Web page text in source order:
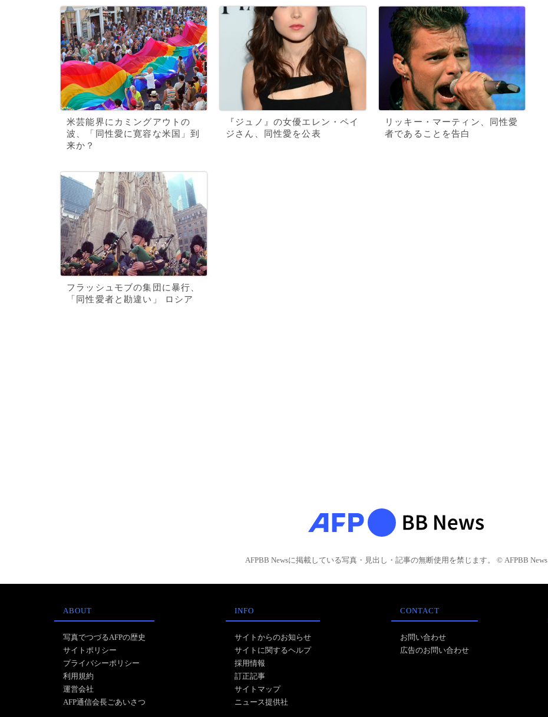
米芸能界にカミングアウトの
波、「同性愛に寛容な米国」到
来か？
『ジュノ』の女優エレン・ペイ
ジさん、同性愛を公表
リッキー・マーティン、同性愛
者であることを告白
フラッシュモブの集団に暴行、
「同性愛者と勘違い」 ロシア
AFPBB Newsに掲載している写真・見出し・記事の無断使用を禁じます。 © AFPBB News
ABOUT
写真でつづるAFPの歴史
サイトポリシー
プライバシーポリシー
利用規約
運営会社
AFP通信会長ごあいさつ
INFO
サイトからのお知らせ
サイトに関するヘルプ
採用情報
訂正記事
サイトマップ
ニュース提供社
CONTACT
お問い合わせ
広告のお問い合わせ